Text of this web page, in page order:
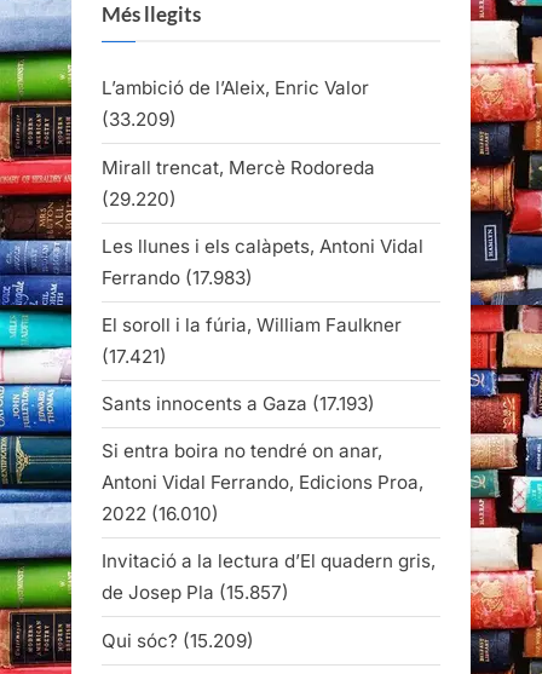
Més llegits
L’ambició de l’Aleix, Enric Valor
(33.209)
Mirall trencat, Mercè Rodoreda
(29.220)
Les llunes i els calàpets, Antoni Vidal
Ferrando (17.983)
El soroll i la fúria, William Faulkner
(17.421)
Sants innocents a Gaza (17.193)
Si entra boira no tendré on anar,
Antoni Vidal Ferrando, Edicions Proa,
2022 (16.010)
Invitació a la lectura d’El quadern gris,
de Josep Pla (15.857)
Qui sóc? (15.209)